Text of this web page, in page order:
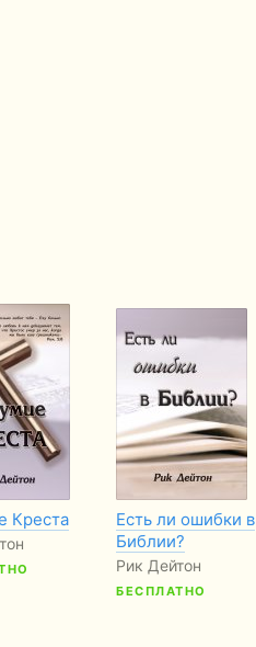
Креста
Есть ли ошибки в
Библии?
Рик Дейтон
БЕСПЛАТНО